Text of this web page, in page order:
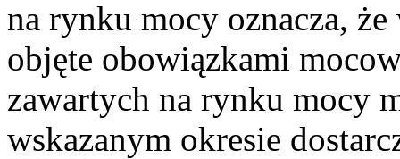
na rynku mocy oznacza,
objęte obowiązkami
zawartych na rynku mocy
wskazanym okresie